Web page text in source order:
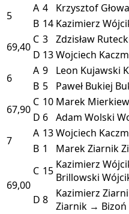
5
A 4 Krzysztof
B 14 Kazimierz
69,40
C 3 Zdzisław
D 13Wojciech
6
A 9 Leon Kujawski
B 5 Paweł Bukiej
67,90
C 10 Marek
D 6 Adam Wolski
7
A 13Wojciech
B 1 Marek Ziarnik
69,00
C 15 Kazimierz
Brillowski
D 8
Kazimierz
Ziarnik → Bizoń